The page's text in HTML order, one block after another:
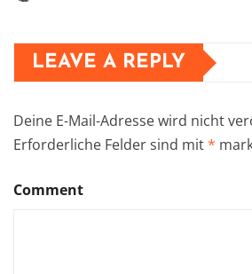
LEAVE A REPLY
Deine E-Mail-Adresse wird nicht
Erforderliche Felder sind mit*
Comment